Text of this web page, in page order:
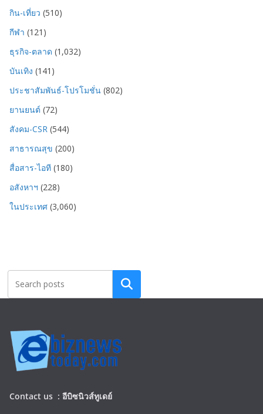
กิน-เที่ยว (510)
กีฬา (121)
ธุรกิจ-ตลาด (1,032)
บันเทิง (141)
ประชาสัมพันธ์-โปรโมชั่น (802)
ยานยนต์ (72)
สังคม-CSR (544)
สาธารณสุข (200)
สื่อสาร-ไอที (180)
อสังหาฯ (228)
ในประเทศ (3,060)
Search
Contact us : อีบิซนิวส์ทูเดย์